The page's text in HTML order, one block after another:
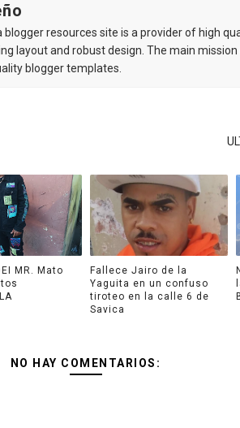
blogger resources site is a provider of high
layout and robust design. The main
blogger templates.
MR. Mato
Fallece Jairo de la
Yaguita en un confuso
tiroteo en la calle 6 de
Savica
NO HAY COMENTARIOS: